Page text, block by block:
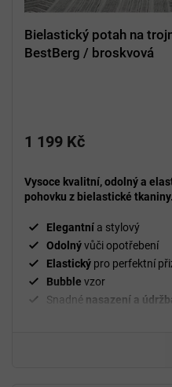
Bielastický potah na
BestBerg / broskvová
1 199 Kč
Vysoce kvalitní, odolný a
pohovku z bielastické tkaniny.
rychle oživí vzhled interiéru.
Elegantní a stylový
Odolnývůči opotřebení
Elastický pro perfektní
Bubble vzor
Snadné nasazení a